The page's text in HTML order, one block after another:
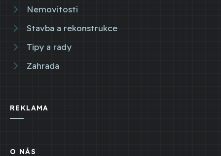
Nemovitosti
Stavba a rekonstrukce
Tipy a rady
Zahrada
REKLAMA
O NÁS